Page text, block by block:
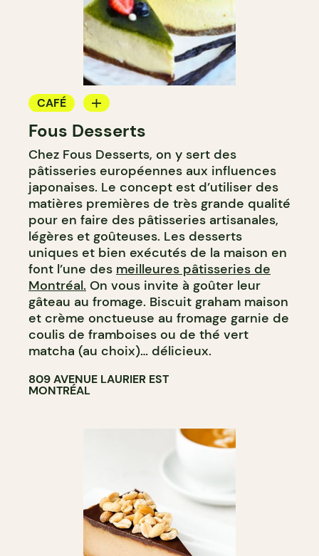
CAFÉ
COMPTOIR
Fous Desserts
Chez Fous Desserts, on y sert des
pâtisseries européennes aux influences
japonaises. Le concept est d’utiliser des
matières premières de très grande qualité
pour en faire des pâtisseries artisanales,
légères et goûteuses. Les desserts
uniques et bien exécutés de la maison en
font l’une des meilleures pâtisseries de
Montréal. On vous invite à goûter leur
gâteau au fromage. Biscuit graham maison
et crème onctueuse au fromage garnie de
coulis de framboises ou de thé vert
matcha (au choix)… délicieux.
809 AVENUE LAURIER EST
MONTRÉAL